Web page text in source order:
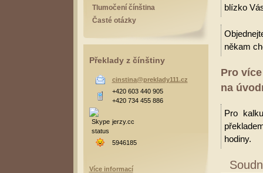
blízko
někam
Pro
na
Pro
hodiny.
Tlumočení čínština
Časté otázky
Překlady z čínštiny
cinstina@preklady111.cz
+420 603 440 905
+420 734 455 886
jerzy.cc
5946185
Více informací